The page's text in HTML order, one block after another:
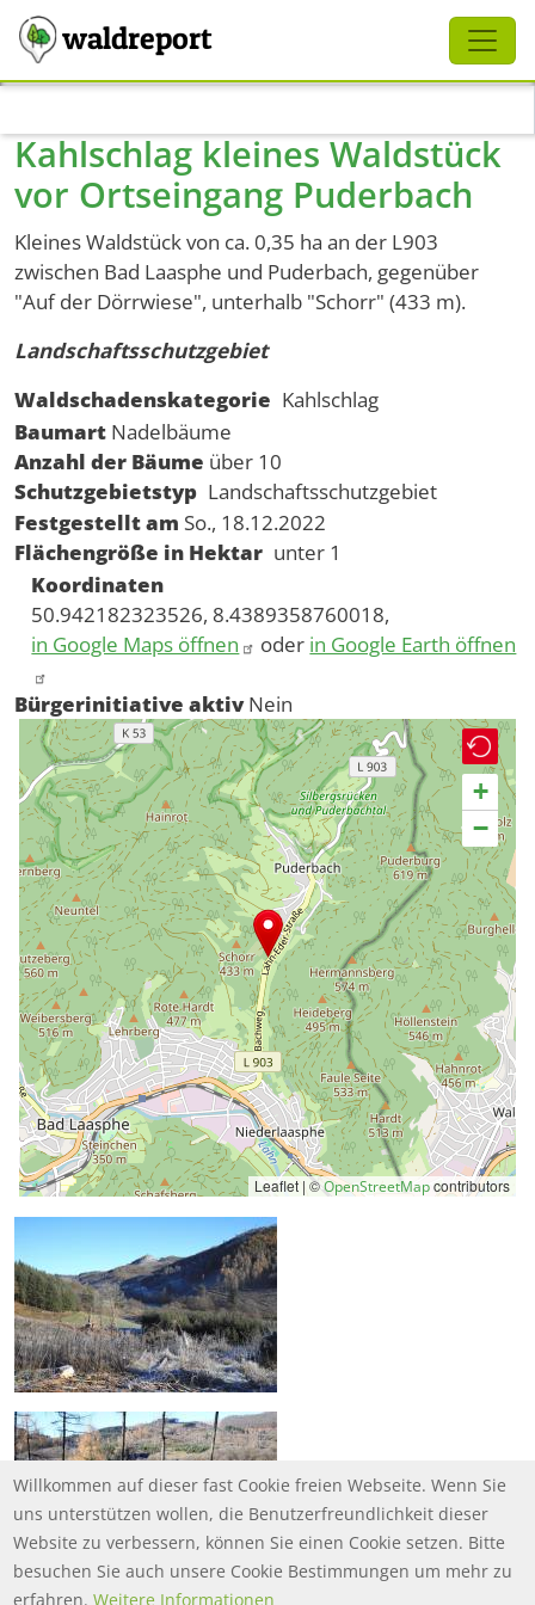
waldreport
Kahlschlag kleines Waldstück
vor Ortseingang Puderbach
Kleines Waldstück von ca. 0,35 ha an der L903
zwischen Bad Laasphe und Puderbach, gegenüber
"Auf der Dörrwiese", unterhalb "Schorr" (433 m).
Landschaftsschutzgebiet
Waldschadenskategorie Kahlschlag
Baumart Nadelbäume
Anzahl der Bäume über 10
Schutzgebietstyp Landschaftsschutzgebiet
Festgestellt am So., 18.12.2022
Flächengröße in Hektar unter 1
Koordinaten
50.942182323526, 8.4389358760018,
in Google Maps öffnen
oder in Google Earth öffnen
Bürgerinitiative aktiv Nein
+
−
Leaflet | ©OpenStreetMapcontributors
Schliessen
Willkommen auf dieser fast Cookie freien Webseite. Wenn Sie
uns unterstützen wollen, die Benutzerfreundlichkeit dieser
Website zu verbessern, können Sie einen Cookie setzen. Bitte
besuchen Sie auch unsere Cookie Bestimmungen um mehr zu
erfahren. Weitere Informationen